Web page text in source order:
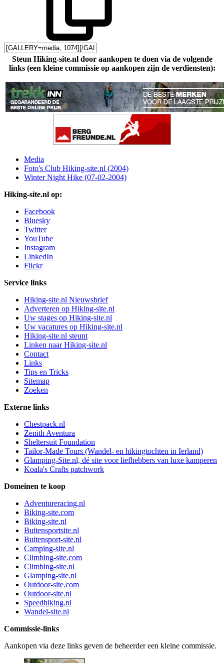
Steun Hiking-site.nl door aankopen te doen via de volgende
links (een kleine commissie op aankopen zijn de verdiensten):
Media
Foto's Club Hiking-site.nl (2004)
Winter Night Hike (07-02-2004)
Hiking-site.nl op:
Facebook
Bluesky
Twitter
YouTube
Instagram
LinkedIn
Flickr
Service links
Hiking-site.nl Nieuwsbrief
Adverteren op Hiking-site.nl
Uw stages op Hiking-site.nl
Uw vacatures op Hiking-site.nl
Hiking-site.nl steunt
Linken naar Hiking-site.nl
Contact
Links
Tips en Tricks
Sitemap
Zoeken
Externe links
Chestpack.nl
Zenith Aventura
Sheltersuit Foundation
Tailor-Made Tours (Wandel- en hikingtochten in Ierland)
Glamping-Site.nl, dé site voor liefhebbers van luxe kamperen
Koala's Crafts patchwork
Domeinen te koop
Adventureracing.nl
Biking-site.com
Biking-site.nl
Buitensportsite.nl
Buitensport-site.nl
Camping-site.nl
Climbing-site.com
Climbing-site.nl
Glamping-site.nl
Outdoor-site.com
Outdoor-site.nl
Speedhiking.nl
Wandel-site.nl
Commissie-links
Aankopen via deze links geven de beheerder een kleine commissie.